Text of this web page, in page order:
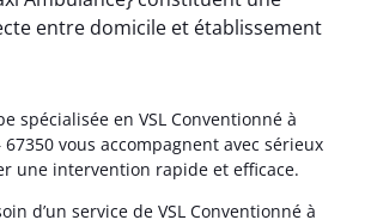
entre domicile et établissement
spécialisée en VSL Conventionné à
vous accompagnent avec sérieux
une intervention rapide et efficace.
d’un service de VSL Conventionné à